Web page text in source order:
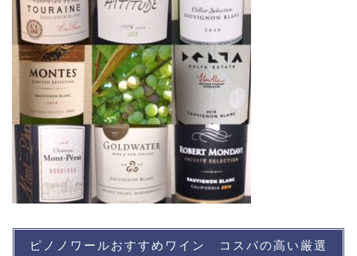
ピノノワールおすすめワイン コスパの高い厳選